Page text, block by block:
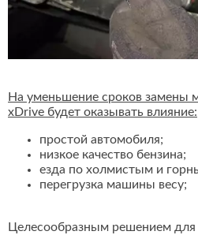
На уменьшение сроков замены
xDrive будет оказывать влияние:
простой автомобиля;
низкое качество бензина;
езда по холмистым и
перегрузка машины весу;
Целесообразным решением